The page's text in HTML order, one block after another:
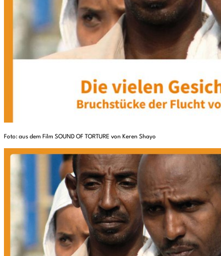
Foto: aus dem Film SOUND OF TORTURE von Keren Shayo